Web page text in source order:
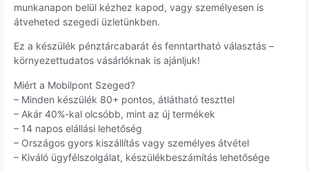
munkanapon belül kézhez kapod, vagy személyesen is
átveheted szegedi üzletünkben.
Ez a készülék pénztárcabarát és fenntartható választás –
környezettudatos vásárlóknak is ajánljuk!
Miért a Mobilpont Szeged?
– Minden készülék 80+ pontos, átlátható teszttel
– Akár 40%-kal olcsóbb, mint az új termékek
– 14 napos elállási lehetőség
– Országos gyors kiszállítás vagy személyes átvétel
– Kiváló ügyfélszolgálat, készülékbeszámítás lehetősége